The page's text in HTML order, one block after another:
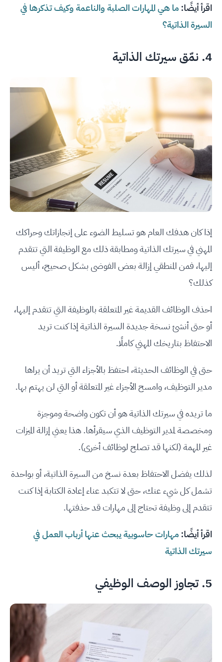
اقرأ أيضًا:ما هي المهارات الصلبة والناعمة وكيف تذكرها في
السيرة الذاتية؟
4. نمّق سيرتك الذاتية
إذا كان هدفك العام هو تسليط الضوء على إنجازاتك وحراكك
المهني في سيرتك الذاتية ومطابقة ذلك مع الوظيفة التي تتقدم
إليها، فمن المنطقي إزالة بعض الفوضى بشكل صحيح، أليس
كذلك؟
احذف الوظائف القديمة غير المتعلقة بالوظيفة التي تتقدم إليها،
أو حتى أنشئ نسخة جديدة السيرة الذاتية إذا كنت تريد
الاحتفاظ بتاريخك المهني كاملًا.
حتى في الوظائف الحديثة، احتفظ بالأجزاء التي تريد أن يراها
مدير التوظيف، وامسح الأجزاء غير المتعلقة أو التي لن يهتم بها.
ما تريده في سيرتك الذاتية هو أن تكون واضحة وموجزة
ومخصصة لمدير التوظيف الذي سيقرأها. هذا يعني إزالة الميزات
غير المهمة (لكنها قد تصلح لوظائف أخرى).
لذلك يفضل الاحتفاظ بعدة نسخ من السيرة الذاتية، أو بواحدة
تشمل كل شيء عنك، حتى لا تتكبد عناء إعادة الكتابة إذا كنت
تتقدم إلى وظيفة تحتاج إلى مهارات قد حذفتها.
اقرأ أيضًا:مهارات حاسوبية يبحث عنها أرباب العمل في
سيرتك الذاتية
5. تجاوز الوصف الوظيفي